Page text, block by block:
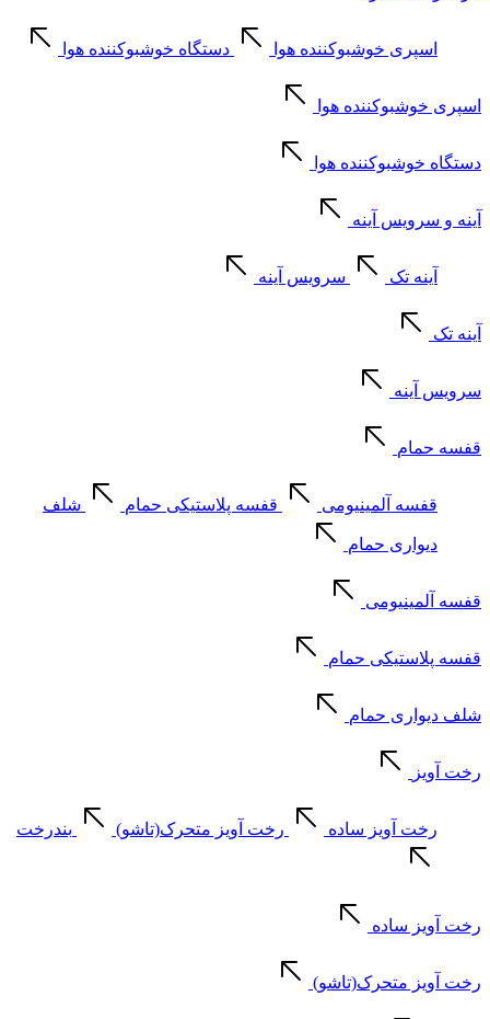
اسپری خوشبوکننده هوا دستگاه خوشبوکننده هوا
اسپری خوشبوکننده هوا
دستگاه خوشبوکننده هوا
آینه و سرویس آینه
آینه تک سرویس آینه
آینه تک
سرویس آینه
قفسه حمام
قفسه آلمینیومی قفسه پلاستیکی حمام شلف
دیواری حمام
قفسه آلمینیومی
قفسه پلاستیکی حمام
شلف دیواری حمام
رخت آویز
رخت آویز ساده رخت آویز متحرک(تاشو) بندرخت
رخت آویز ساده
رخت آویز متحرک(تاشو)